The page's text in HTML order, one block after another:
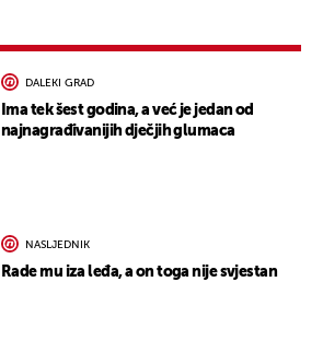
DALEKI GRAD
Ima tek šest godina, a već je jedan od
najnagrađivanijih dječjih glumaca
NASLJEDNIK
Rade mu iza leđa, a on toga nije svjestan